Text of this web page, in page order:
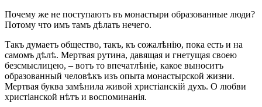
Почему же не поступаютъ въ монастыри образованные люди?
Потому что имъ тамъ дѣлать нечего.
Такъ думаетъ общество, такъ, къ сожалѣнію, пока есть и на
самомъ дѣлѣ. Мертвая рутина, давящая и гнетущая своею
безсмыслицею, – вотъ то впечатлѣніе, какое выноситъ
образованный человѣкъ изъ опыта монастырской жизни.
Мертвая буква замѣнила живой христіанскій духъ. О любви
христіанской нѣтъ и воспоминанія.